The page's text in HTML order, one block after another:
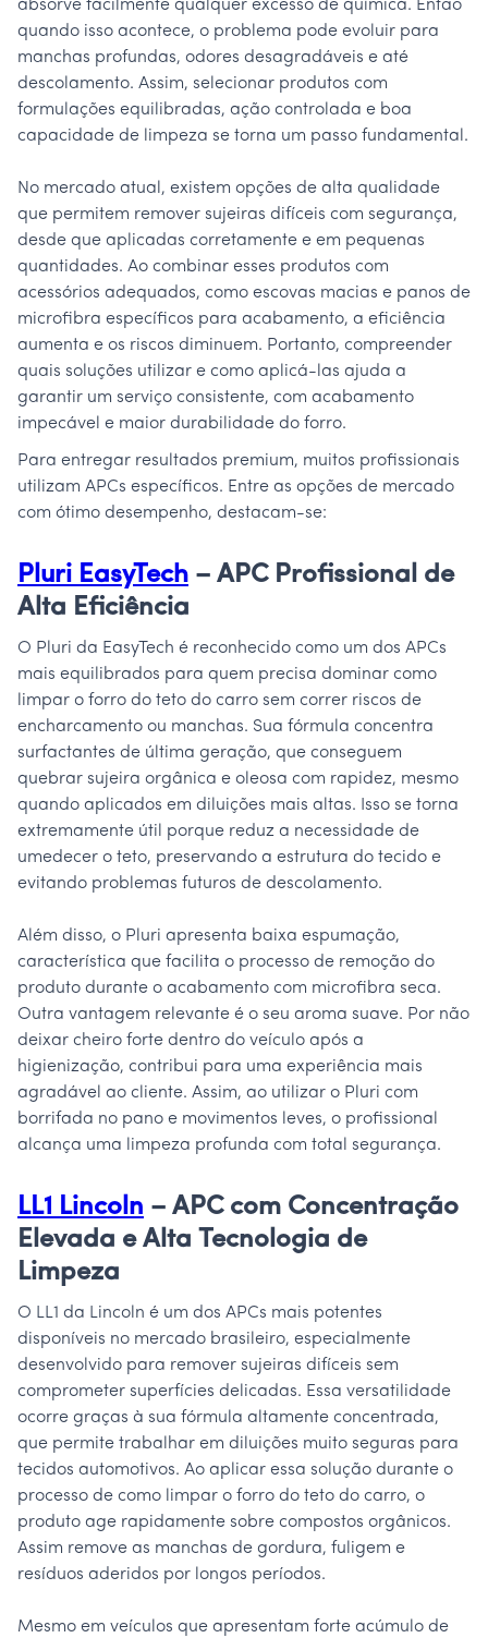
absorve facilmente qualquer excesso de química. Então
quando isso acontece, o problema pode evoluir para
manchas profundas, odores desagradáveis e até
descolamento. Assim, selecionar produtos com
formulações equilibradas, ação controlada e boa
capacidade de limpeza se torna um passo fundamental.
No mercado atual, existem opções de alta qualidade
que permitem remover sujeiras difíceis com segurança,
desde que aplicadas corretamente e em pequenas
quantidades. Ao combinar esses produtos com
acessórios adequados, como escovas macias e panos de
microfibra específicos para acabamento, a eficiência
aumenta e os riscos diminuem. Portanto, compreender
quais soluções utilizar e como aplicá-las ajuda a
garantir um serviço consistente, com acabamento
impecável e maior durabilidade do forro.
Para entregar resultados premium, muitos profissionais
utilizam APCs específicos. Entre as opções de mercado
com ótimo desempenho, destacam-se:
Pluri EasyTech – APC Profissional de
Alta Eficiência
O Pluri da EasyTech é reconhecido como um dos APCs
mais equilibrados para quem precisa dominar como
limpar o forro do teto do carro sem correr riscos de
encharcamento ou manchas. Sua fórmula concentra
surfactantes de última geração, que conseguem
quebrar sujeira orgânica e oleosa com rapidez, mesmo
quando aplicados em diluições mais altas. Isso se torna
extremamente útil porque reduz a necessidade de
umedecer o teto, preservando a estrutura do tecido e
evitando problemas futuros de descolamento.
Além disso, o Pluri apresenta baixa espumação,
característica que facilita o processo de remoção do
produto durante o acabamento com microfibra seca.
Outra vantagem relevante é o seu aroma suave. Por não
deixar cheiro forte dentro do veículo após a
higienização, contribui para uma experiência mais
agradável ao cliente. Assim, ao utilizar o Pluri com
borrifada no pano e movimentos leves, o profissional
alcança uma limpeza profunda com total segurança.
LL1 Lincoln – APC com Concentração
Elevada e Alta Tecnologia de
Limpeza
O LL1 da Lincoln é um dos APCs mais potentes
disponíveis no mercado brasileiro, especialmente
desenvolvido para remover sujeiras difíceis sem
comprometer superfícies delicadas. Essa versatilidade
ocorre graças à sua fórmula altamente concentrada,
que permite trabalhar em diluições muito seguras para
tecidos automotivos. Ao aplicar essa solução durante o
processo de como limpar o forro do teto do carro, o
produto age rapidamente sobre compostos orgânicos.
Assim remove as manchas de gordura, fuligem e
resíduos aderidos por longos períodos.
Mesmo em veículos que apresentam forte acúmulo de